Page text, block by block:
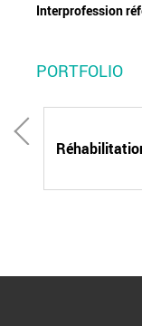
Interprofession
PORTFOLIO